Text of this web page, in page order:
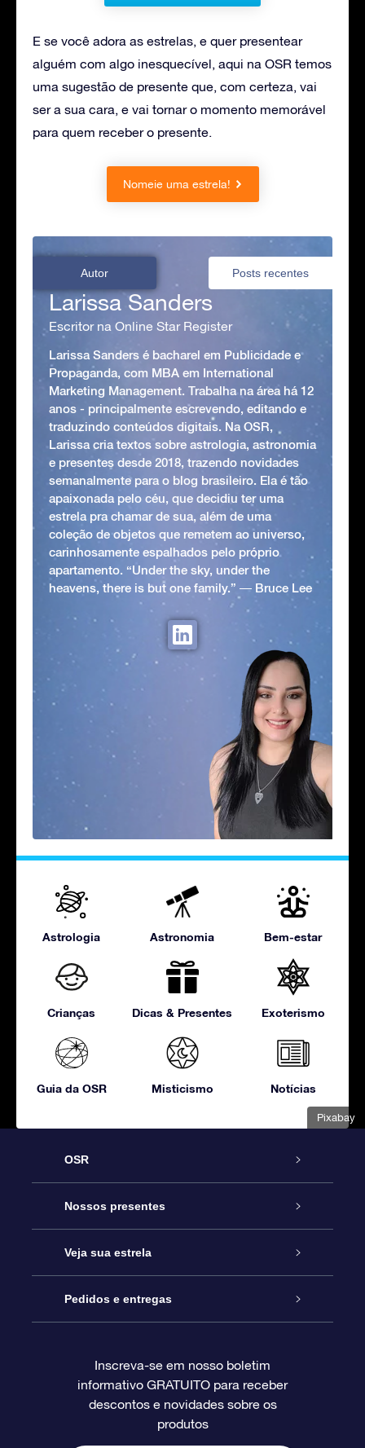
Pixabay
E se você adora as estrelas, e quer presentear
alguém com algo inesquecível, aqui na OSR temos
uma sugestão de presente que, com certeza, vai
ser a sua cara, e vai tornar o momento memorável
para quem receber o presente.
Nomeie uma estrela!
Autor Posts recentes
Larissa Sanders
Escritor na Online Star Register
Larissa Sanders é bacharel em Publicidade e
Propaganda, com MBA em International
Marketing Management. Trabalha na área há 12
anos - principalmente escrevendo, editando e
traduzindo conteúdos digitais. Na OSR,
Larissa cria textos sobre astrologia, astronomia
e presentes desde 2018, trazendo novidades
semanalmente para o blog brasileiro. Ela é tão
apaixonada pelo céu, que decidiu ter uma
estrela pra chamar de sua, além de uma
coleção de objetos que remetem ao universo,
carinhosamente espalhados pelo próprio
apartamento. “Under the sky, under the
heavens, there is but one family.” ― Bruce Lee
Astrologia Astronomia Bem-estar
Crianças Dicas & Presentes Exoterismo
Guia da OSR Misticismo Notícias
OSR
Serviço
Entre em contato conosco
Blog
Avaliações
Nossos presentes
Presente estrelar on-line
Pacote de presente da OSR
O cartão de presente da OSR
Presentes corporativos
Veja sua estrela
Star Register
Página estelar personalizada
Um Milhão de Estrelas
Pedidos e entregas
Informações de pagamento
Inscreva-se em nosso boletim
informativo GRATUITO para receber
descontos e novidades sobre os
produtos